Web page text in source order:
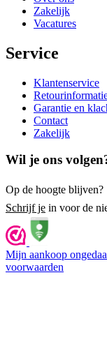
Zakelijk
Vacatures
Service
Klantenservice
Garantie en
Contact
Zakelijk
Wil je ons
Op de hoogte blijven?
Schrijf je in voor de
Mijn aankoop
voorwaarden